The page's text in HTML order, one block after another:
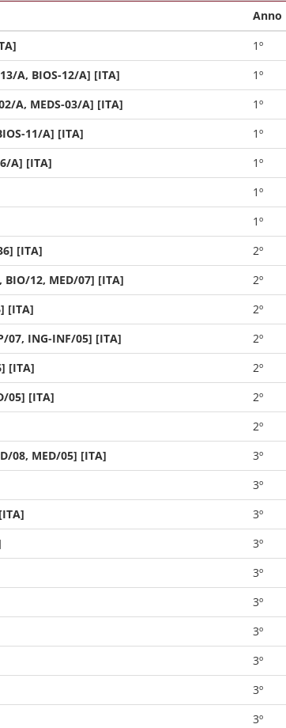
Anno
1º
A, BIOS-12/A] [ITA] 1º
A, MEDS-03/A] [ITA] 1º
11/A] [ITA] 1º
A] [ITA] 1º
1º
1º
[ITA] 2º
BIO/12, MED/07] [ITA] 2º
[ITA] 2º
07, ING-INF/05] [ITA] 2º
[ITA] 2º
05] [ITA] 2º
2º
08, MED/05] [ITA] 3º
3º
3º
3º
3º
3º
3º
3º
3º
3º